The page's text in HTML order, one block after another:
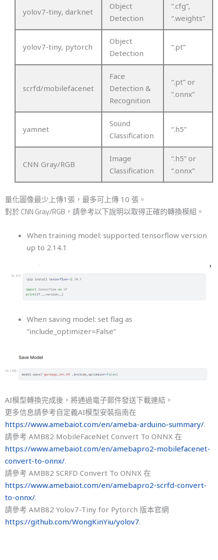
yolov7-tiny, darknet
Object
Detection
“.cfg”,
“.weights”
yolov7-tiny, pytorch
Object
Detection
“.pt”
scrfd/mobilefacenet
Face
Detection &
Recognition
“.pt” or
“.onnx”
yamnet
Sound
Classification
“.h5”
CNN Gray/RGB
Image
Classification
“.h5” or
“.onnx”
量化圖像最少上傳1張，最多可上傳 10 張。
對於 CNN Gray/RGB，請參考以下說明以取得正確的轉換模組。
When training model: supported tensorflow version
up to 2.14.1
When saving model: set flag as
“include_optimizer=False”
AI模型轉換完成後，將通過電子郵件發送下載連結。
更多信息請參考自定義AI模型安裝指南在
https://www.amebaiot.com/en/ameba-arduino-summary/.
請參考 AMB82 MobileFaceNet Convert To ONNX 在
https://www.amebaiot.com/en/amebapro2-mobilefacenet-
convert-to-onnx/.
請參考 AMB82 SCRFD Convert To ONNX 在
https://www.amebaiot.com/en/amebapro2-scrfd-convert-
to-onnx/.
請參考 AMB82 Yolov7-Tiny for Pytorch 版本官網
https://github.com/WongKinYiu/yolov7.